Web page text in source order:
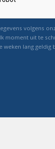
volgens
moment uit te
weken lang geldig